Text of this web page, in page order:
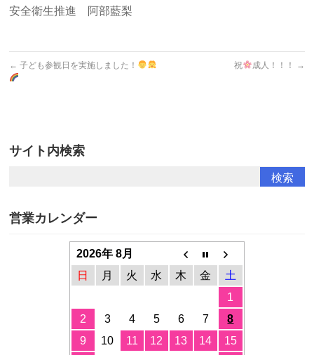
安全衛生推進 阿部藍梨
← 子ども参観日を実施しました！ 祝 成人！！！ →
サイト内検索
営業カレンダー
2026年 8月
日
月 火 水 木 金
土
1
2
3 4 5 6 7
8
9
10 11 12 13 14
15